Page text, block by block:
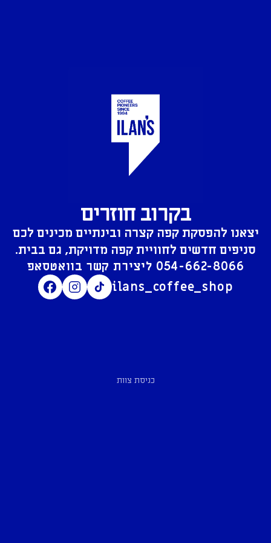
בקרוב חוזרים
יצאנו להפסקת קפה קצרה ובינתיים מכינים לכם
סניפים חדשים לחוויית קפה מדויקת, גם בבית.
054-662-8066
ilans_coffee_shop
כניסת צוות